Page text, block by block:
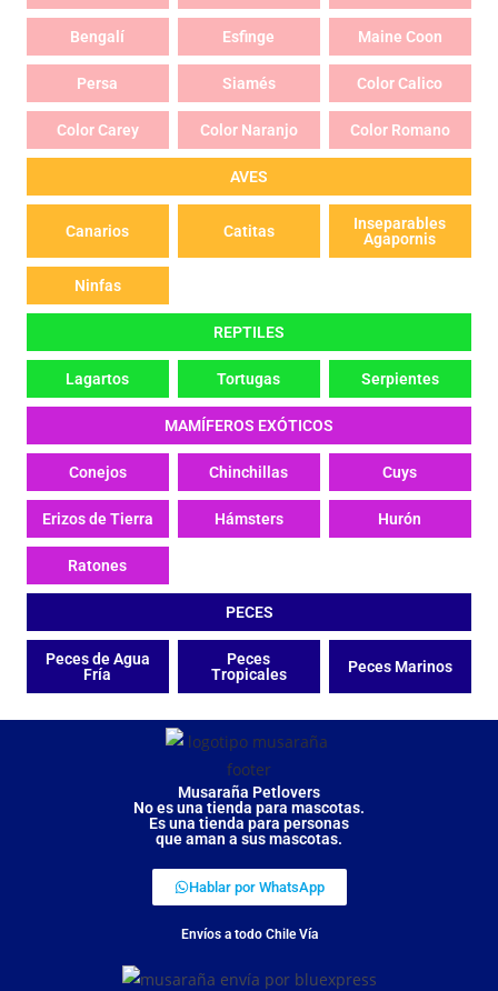
Bengalí Esfinge Maine Coon
Persa Siamés Color Calico
Color Carey Color Naranjo Color Romano
AVES
Canarios Catitas
Inseparables
Agapornis
Ninfas
REPTILES
Lagartos Tortugas Serpientes
MAMÍFEROS EXÓTICOS
Conejos Chinchillas Cuys
Erizos de Tierra Hámsters Hurón
Ratones
PECES
Peces de Agua
Fría
Peces
Tropicales
Peces Marinos
Musaraña Petlovers
No es una tienda para mascotas.
Es una tienda para personas
que aman a sus mascotas.
Hablar por WhatsApp
Envíos a todo Chile Vía